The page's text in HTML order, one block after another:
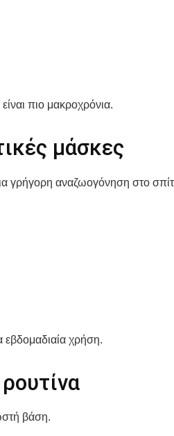
πιο μακροχρόνια.
μάσκες
γρήγορη αναζωογόνηση στο
εβδομαδιαία χρήση.
βάση.